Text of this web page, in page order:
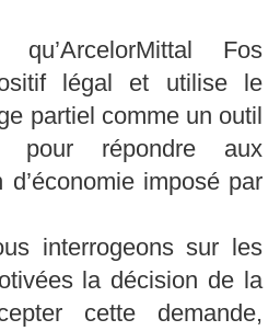
qu’ArcelorMittal Fos
légal et utilise le
partiel comme un outil
pour répondre aux
imposé par
interrogeons sur les
la décision de la
cette demande,